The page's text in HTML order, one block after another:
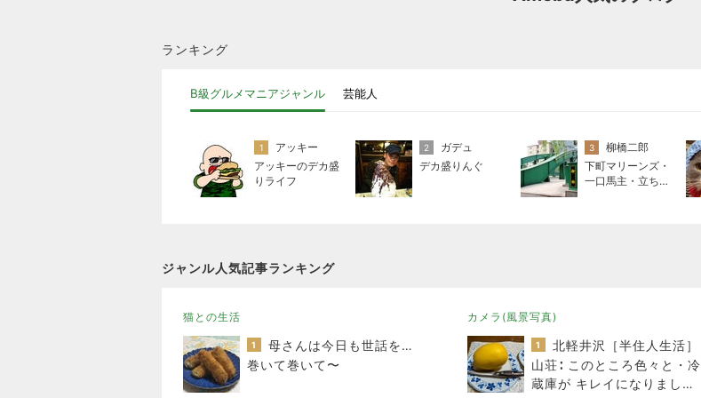
ランキング
B級グルメマニアジャンル 芸能人
1
アッキー
アッキーのデカ盛
りライフ
2
ガデュ
デカ盛りんぐ
3
柳橋二郎
下町マリーンズ・
一口馬主・立ち飲
ジャンル人気記事ランキング
猫との生活
1
母さんは今日も世話をやく
巻いて巻いて〜
カメラ(風景写真)
1
北軽井沢［半住人生活］
山荘∶ このところ色々と・冷
蔵庫が キレイになりまし